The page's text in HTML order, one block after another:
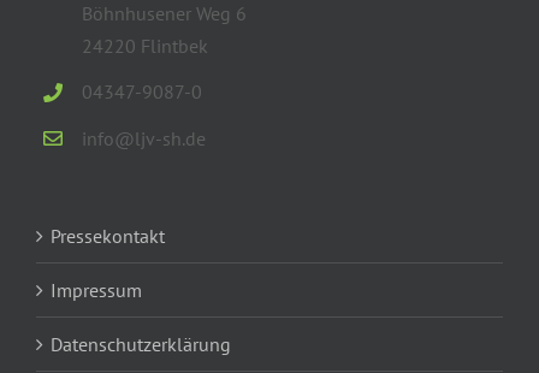
Böhnhusener Weg 6
24220 Flintbek
04347-9087-0
info@ljv-sh.de
Pressekontakt
Impressum
Datenschutzerklärung